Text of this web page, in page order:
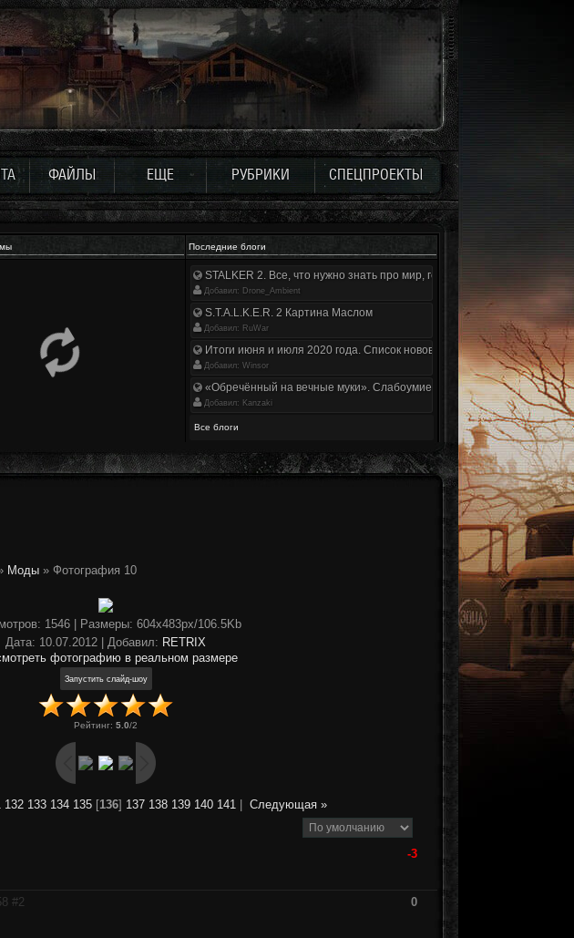
ФАЙЛЫ ЕЩЕ РУБРИКИ СПЕЦПРОЕКТЫ
Последние блоги
STALKER 2. Все, что нужно знать про мир, геймплей и сюжет | Разбор
Добавил: Drone_Ambient
S.T.A.L.K.E.R. 2 Картина Маслом
Добавил: RuWar
Итоги июня и июля 2020 года. Список нововведений
Добавил: Winsor
«Обречённый на вечные муки». Слабоумие и отвага
Добавил: Kanzaki
Все блоги
Моды » Фотография 10
: 1546 | Размеры: 604x483px/106.5Kb
Дата: 10.07.2012 | Добавил: RETRIX
фотографию в реальном размере
Рейтинг: 5.0/2
132 133 134 135[136] 137 138 139 140 141| Следующая »
-3
#2
0